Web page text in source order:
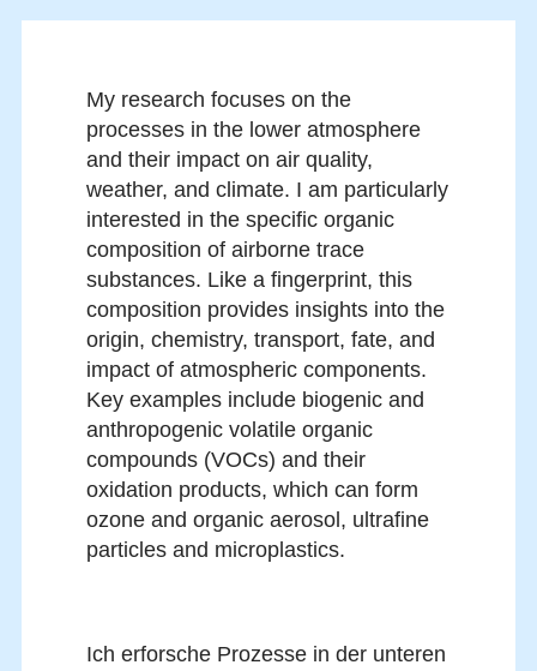
My research focuses on the
processes in the lower atmosphere
and their impact on air quality,
weather, and climate. I am particularly
interested in the specific organic
composition of airborne trace
substances. Like a fingerprint, this
composition provides insights into the
origin, chemistry, transport, fate, and
impact of atmospheric components.
Key examples include biogenic and
anthropogenic volatile organic
compounds (VOCs) and their
oxidation products, which can form
ozone and organic aerosol, ultrafine
particles and microplastics.
Ich erforsche Prozesse in der unteren